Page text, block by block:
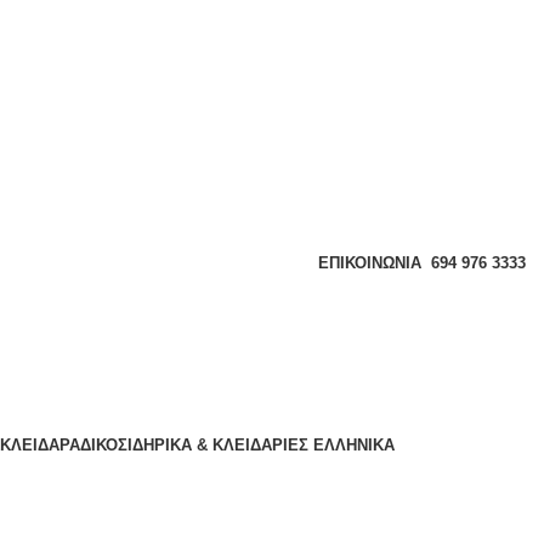
ΕΠΙΚΟΙΝΩΝΊΑ 694 976 3333
ΚΛΕΙΔΑΡΑΔΙΚΟΣΙΔΗΡΙΚΑ & ΚΛΕΙΔΑΡΙΕΣ ΕΛΛΗΝΙΚΆ